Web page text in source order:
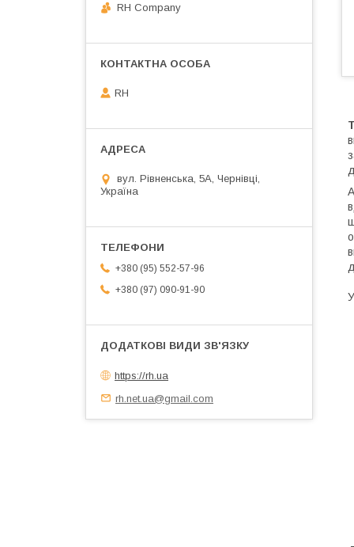
RH Company
RH
вул. Рівненська, 5А, Чернівці,
Україна
+380 (95) 552-57-96
+380 (97) 090-91-90
https://rh.ua
rh.net.ua@gmail.com